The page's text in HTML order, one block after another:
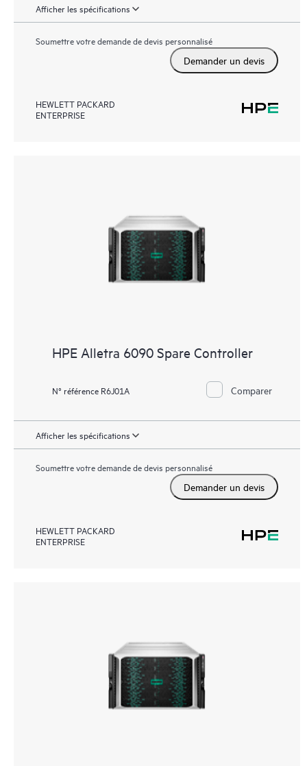
Afficher les spécifications
Soumettre votre demande de devis personnalisé
Demander un devis
HEWLETT PACKARD
ENTERPRISE
HPE Alletra 6090 Spare Controller
N° référence R6J01A Comparer
Afficher les spécifications
Soumettre votre demande de devis personnalisé
Demander un devis
HEWLETT PACKARD
ENTERPRISE